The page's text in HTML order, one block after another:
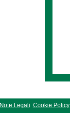
Note Legali Cookie Policy